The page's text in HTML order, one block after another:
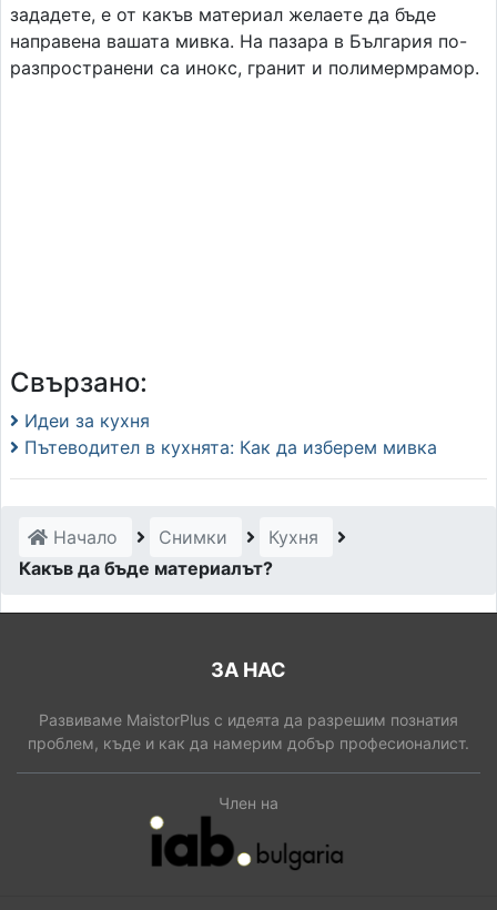
зададете, е от какъв материал желаете да бъде
направена вашата мивка. На пазара в България по-
разпространени са инокс, гранит и полимермрамор.
Свързано:
Идеи за кухня
Пътеводител в кухнята: Как да изберем мивка
Начало Снимки
Кухня
Какъв да бъде материалът?
ЗА НАС
Развиваме MaistorPlus с идеята да разрешим познатия
проблем, къде и как да намерим добър професионалист.
Член на